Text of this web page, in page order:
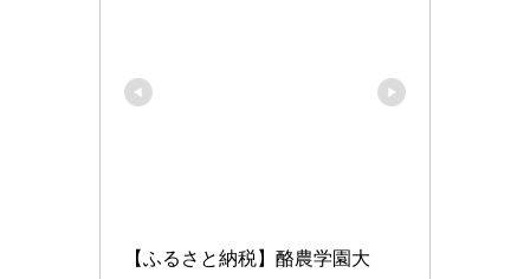
【ふるさと納税】酪農学園大